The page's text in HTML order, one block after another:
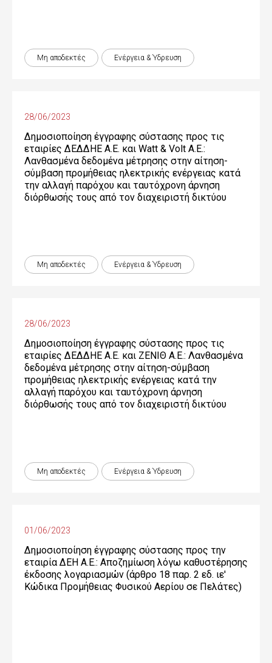
Μη αποδεκτές Ενέργεια & Ύδρευση
28/06/2023
Δημοσιοποίηση έγγραφης σύστασης προς τις
εταιρίες ΔΕΔΔΗΕ Α.Ε. και Watt & Volt Α.Ε.:
Λανθασμένα δεδομένα μέτρησης στην αίτηση-
σύμβαση προμήθειας ηλεκτρικής ενέργειας κατά
την αλλαγή παρόχου και ταυτόχρονη άρνηση
διόρθωσής τους από τον διαχειριστή δικτύου
Μη αποδεκτές Ενέργεια & Ύδρευση
28/06/2023
Δημοσιοποίηση έγγραφης σύστασης προς τις
εταιρίες ΔΕΔΔΗΕ Α.Ε. και ΖΕΝΙΘ Α.Ε.: Λανθασμένα
δεδομένα μέτρησης στην αίτηση-σύμβαση
προμήθειας ηλεκτρικής ενέργειας κατά την
αλλαγή παρόχου και ταυτόχρονη άρνηση
διόρθωσής τους από τον διαχειριστή δικτύου
Μη αποδεκτές Ενέργεια & Ύδρευση
01/06/2023
Δημοσιοποίηση έγγραφης σύστασης προς την
εταιρία ΔΕΗ Α.Ε.: Αποζημίωση λόγω καθυστέρησης
έκδοσης λογαριασμών (άρθρο 18 παρ. 2 εδ. ιε'
Κώδικα Προμήθειας Φυσικού Αερίου σε Πελάτες)